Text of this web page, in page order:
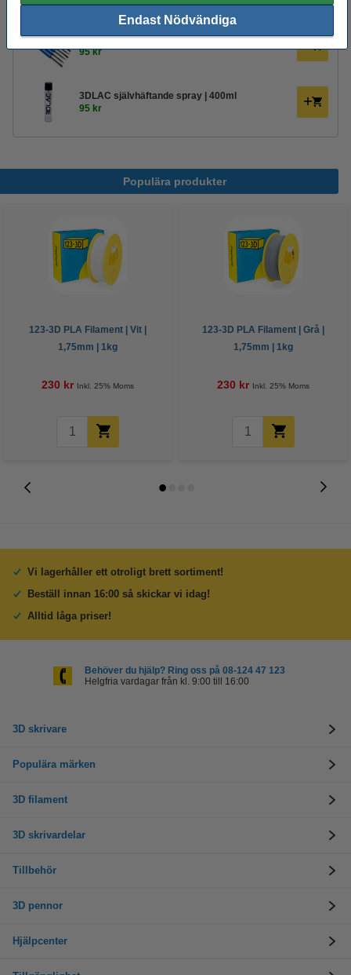
Endast Nödvändiga
Glöm inte att beställa!
123-3D Efterbehandlingsset för 3D-utskrifter
95 kr
3DLAC självhäftande spray | 400ml
95 kr
Populära produkter
123-3D PLA Filament | Vit |
1,75mm | 1kg
230 kr Inkl. 25% Moms
123-3D PLA Filament | Grå |
1,75mm | 1kg
230 kr Inkl. 25% Moms
Vi lagerhåller ett otroligt brett sortiment!
Beställ innan 16:00 så skickar vi idag!
Alltid låga priser!
Behöver du hjälp? Ring oss på 08-124 47 123
Helgfria vardagar från kl. 9:00 till 16:00
3D skrivare
Populära märken
3D filament
3D skrivardelar
Tillbehör
3D pennor
Hjälpcenter